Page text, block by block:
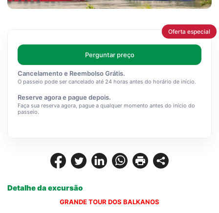
Detalhe da excursão
GRANDE TOUR DOS BALKANOS
Oferta especial
Perguntar preço
Cancelamento e Reembolso Grátis.
O passeio pode ser cancelado até 24 horas antes do horário de início.
Reserve agora e pague depois.
Faça sua reserva agora, pague a qualquer momento antes do início do
passeio.